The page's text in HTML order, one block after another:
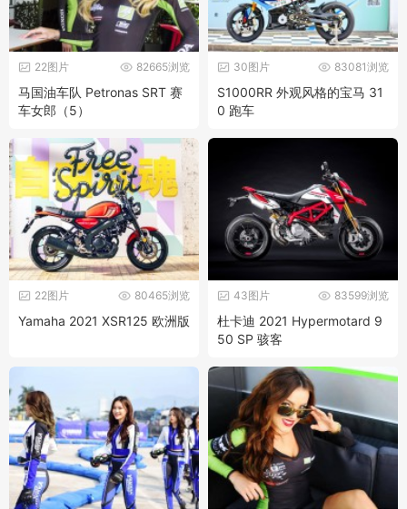
82665浏览
22图片
马国油车队 Petronas SRT 赛
车女郎（5）
83081浏览
30图片
S1000RR 外观风格的宝马 31
0 跑车
80465浏览
22图片
Yamaha 2021 XSR125 欧洲版
83599浏览
43图片
杜卡迪 2021 Hypermotard 9
50 SP 骇客